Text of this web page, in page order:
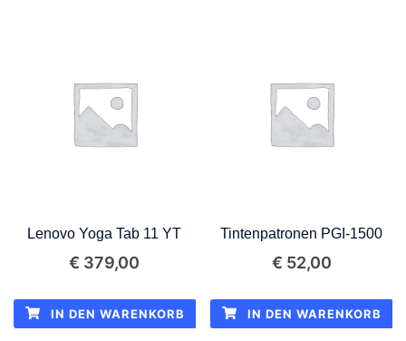
Lenovo Yoga Tab 11 YT
€ 379,00
IN DEN WARENKORB
Tintenpatronen PGI-1500
€ 52,00
IN DEN WARENKORB